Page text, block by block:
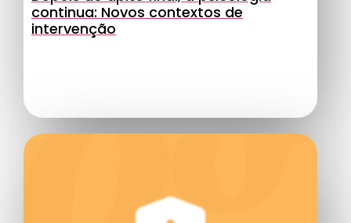
continua: Novos contextos de
intervenção